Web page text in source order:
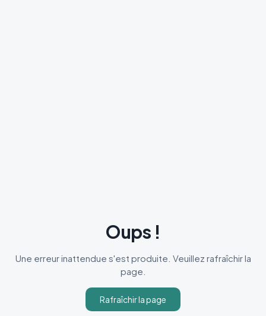
Oups !
Une erreur inattendue s'est produite. Veuillez rafraîchir la
page.
Rafraîchir la page